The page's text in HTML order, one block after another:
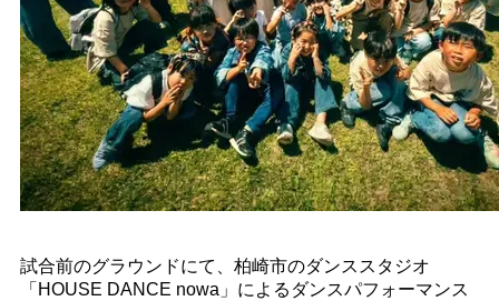
試合前のグラウンドにて、柏崎市のダンススタジオ
「HOUSE DANCE nowa」によるダンスパフォーマンス